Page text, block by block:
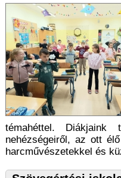
témahéttel.
nehézségeiről, az ott
harcművészetekkel és